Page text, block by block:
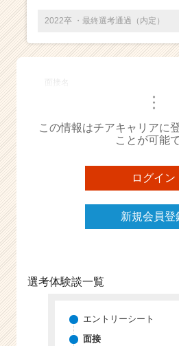
チ
ー・
成
ら
ス
ト
が
届
く
チ
2022卒 ・最終選考通過（内定）
面接名
・・・
この情報はチアキャリアに
ことが可能
ログイン
新規会員登
選考体験談一覧
エントリーシート
面接